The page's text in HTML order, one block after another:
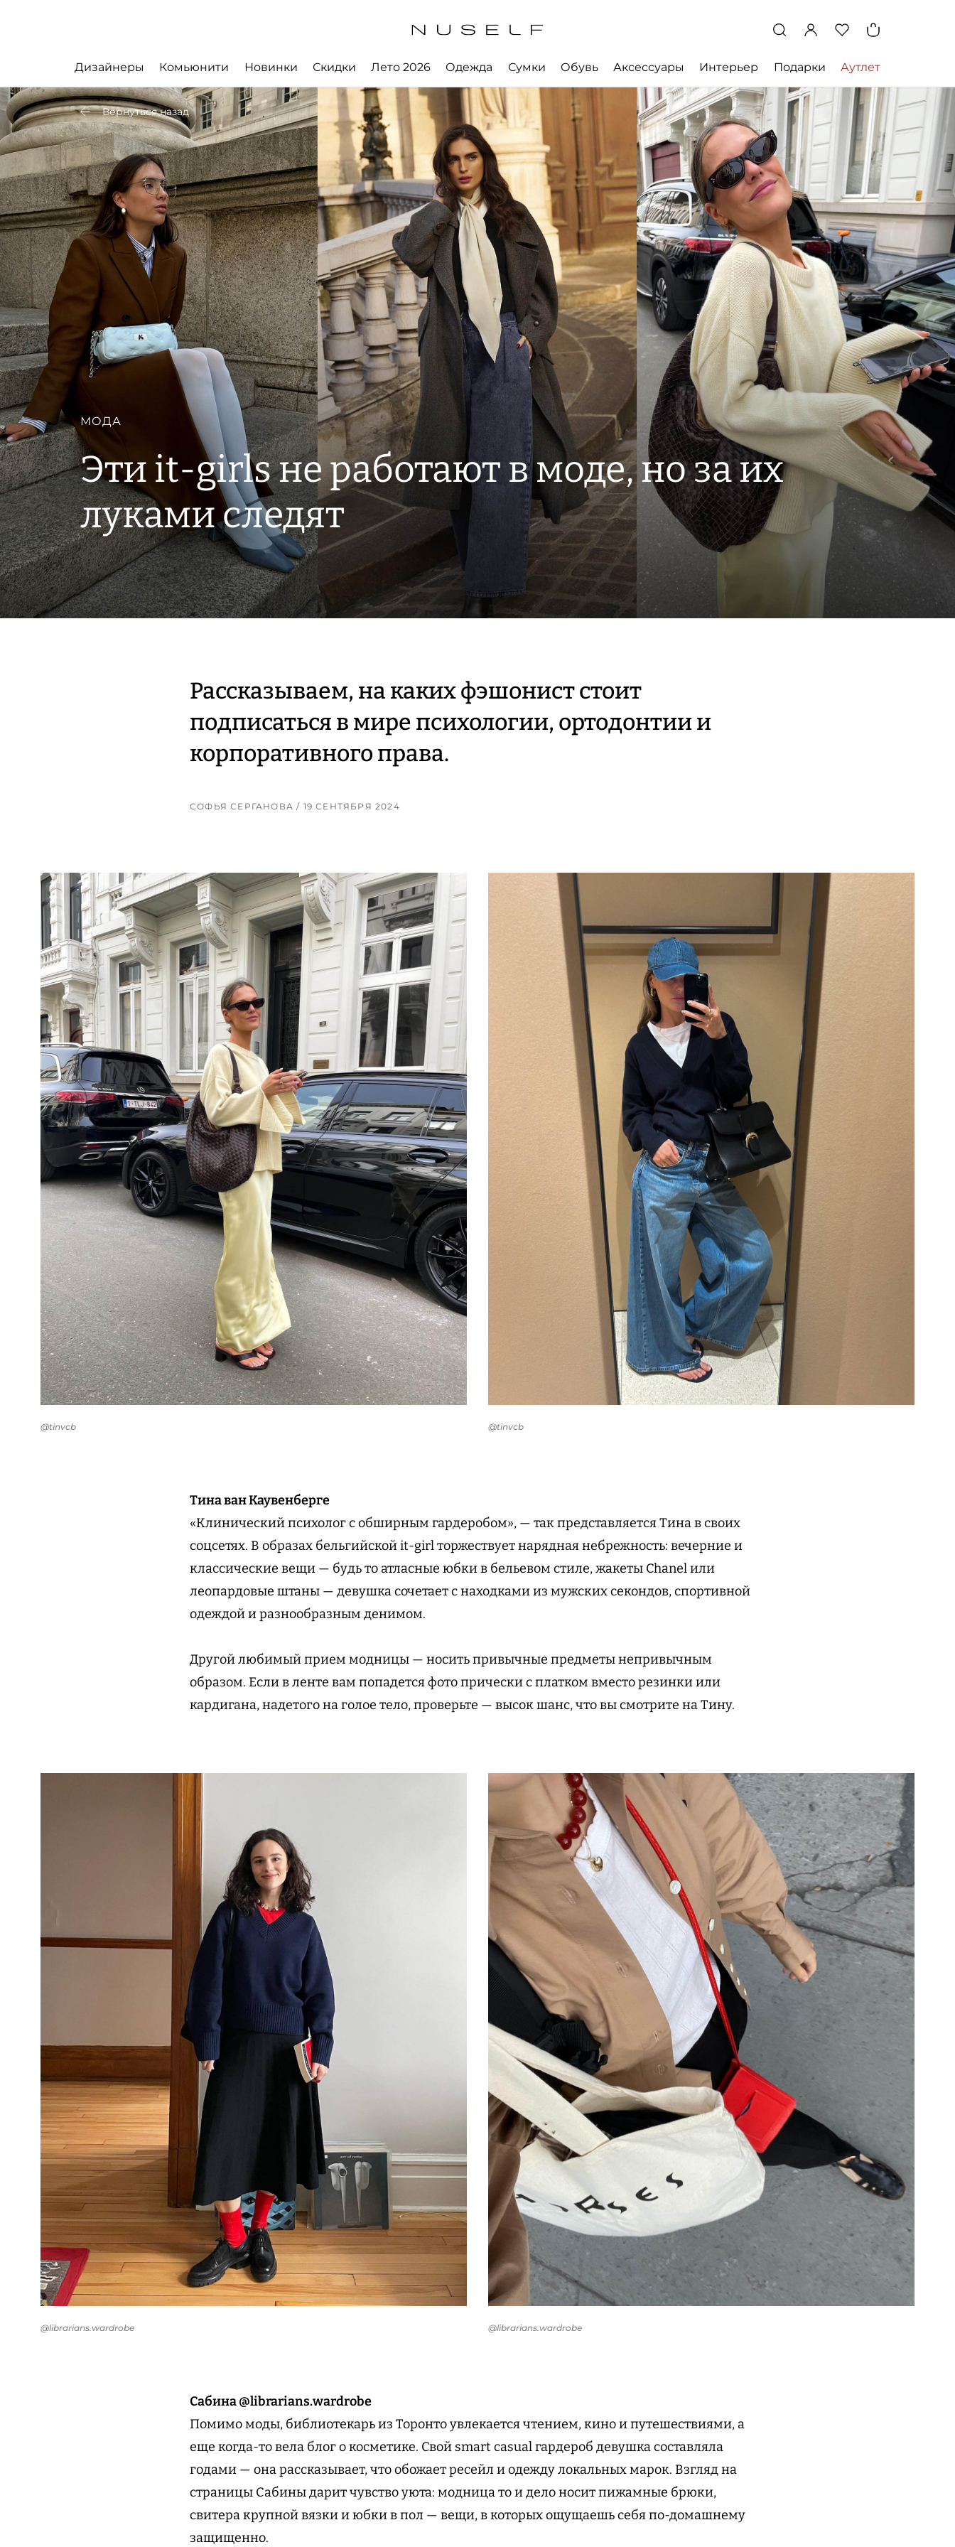
Дизайнеры Комьюнити Новинки Скидки Лето 2026 Одежда Сумки Обувь Аксессуары Интерьер Подарки Аутлет
Вернуться назад
МОДА
Эти it-girls не работают в моде, но за их
луками следят
Рассказываем, на каких фэшонист стоит
подписаться в мире психологии, ортодонтии и
корпоративного права.
СОФЬЯ СЕРГАНОВА/ 19 СЕНТЯБРЯ 2024
@tinvcb @tinvcb
Тина ван Каувенберге
«Клинический психолог с обширным гардеробом», — так представляется Тина в своих
соцсетях. В образах бельгийской it-girl торжествует нарядная небрежность: вечерние и
классические вещи — будь то атласные юбки в бельевом стиле, жакеты Chanel или
леопардовые штаны — девушка сочетает с находками из мужских секондов, спортивной
одеждой и разнообразным денимом.
Другой любимый прием модницы — носить привычные предметы непривычным
образом. Если в ленте вам попадется фото прически с платком вместо резинки или
кардигана, надетого на голое тело, проверьте — высок шанс, что вы смотрите на Тину.
@librarians.wardrobe @librarians.wardrobe
Сабина @librarians.wardrobe
Помимо моды, библиотекарь из Торонто увлекается чтением, кино и путешествиями, а
еще когда-то вела блог о косметике. Свой smart casual гардероб девушка составляла
годами — она рассказывает, что обожает ресейл и одежду локальных марок. Взгляд на
страницы Сабины дарит чувство уюта: модница то и дело носит пижамные брюки,
свитера крупной вязки и юбки в пол — вещи, в которых ощущаешь себя по-домашнему
защищенно.